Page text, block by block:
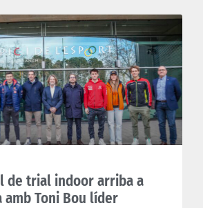
de trial indoor arriba a
amb Toni Bou líder